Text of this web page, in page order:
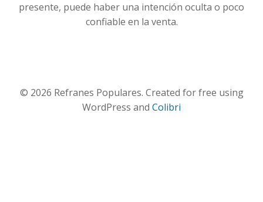
presente, puede haber una intención oculta o poco
confiable en la venta.
© 2026 Refranes Populares. Created for free using
WordPress and Colibri